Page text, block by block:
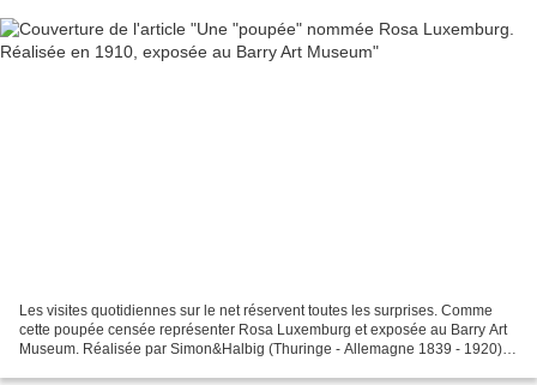
Les visites quotidiennes sur le net réservent toutes les surprises. Comme
cette poupée censée représenter Rosa Luxemburg et exposée au Barry Art
Museum. Réalisée par Simon&Halbig (Thuringe - Allemagne 1839 - 1920).